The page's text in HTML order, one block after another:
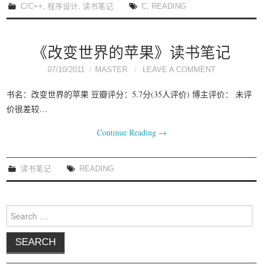
C/C++,程序设计,读书笔记 C, READING
《改变世界的苹果》读书笔记
07/10/2011 MASTER LEAVE A COMMENT
书名：改变世界的苹果 豆瓣评分：5.7分(35人评价) 博主评价： 未评
价很差较…
Continue Reading →
读书笔记 READING
Search for: